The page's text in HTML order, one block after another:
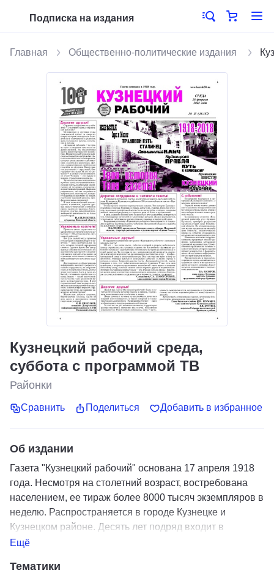
Подписка на издания
Главная Общественно-политические издания
Кузнецкий рабочий среда,
суббота с программой ТВ
Районки
Сравнить Поделиться Добавить в избранное
Об издании
Газета "Кузнецкий рабочий" основана 17 апреля 1918
года. Несмотря на столетний возраст, востребована
населением, ее тираж более 8000 тысяч экземпляров в
неделю. Распространяется в городе Кузнецке и
Кузнецком районе. Десять лет подряд входит в
"Золотой фонд прессы России". Газета выходит два
общественно- политическая, преобладают материалы
Ещё
Тематики